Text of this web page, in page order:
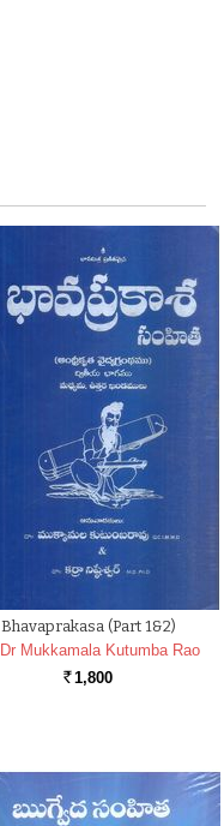
Bhavaprakasa (Part 1&2)
Dr Mukkamala Kutumba Rao
Rs. 1,800